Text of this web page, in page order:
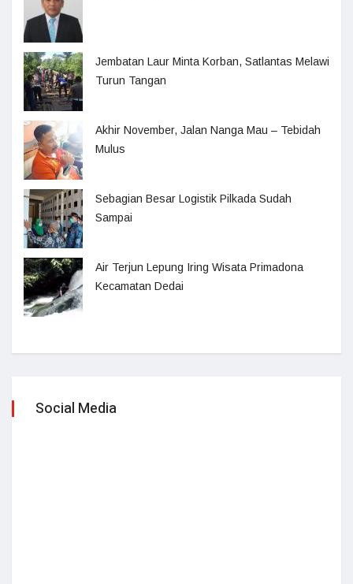
Jembatan Laur Minta Korban, Satlantas Melawi
Turun Tangan
Akhir November, Jalan Nanga Mau – Tebidah
Mulus
Sebagian Besar Logistik Pilkada Sudah
Sampai
Air Terjun Lepung Iring Wisata Primadona
Kecamatan Dedai
Social Media